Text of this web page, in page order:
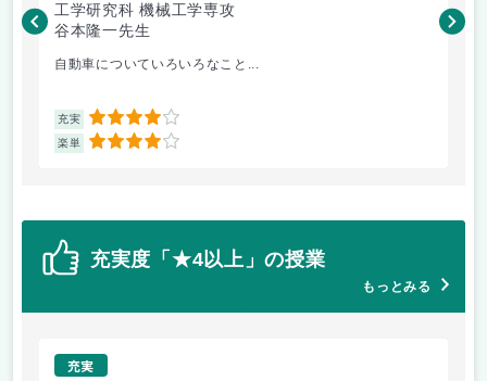
工学研究科 機械工学専攻
谷本隆一先生
自動車についていろいろなこと...
充実 4
楽単 4
松
充実度「★4以上」の授業
もっとみる
充実